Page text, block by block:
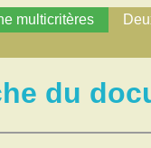
multicritères
du